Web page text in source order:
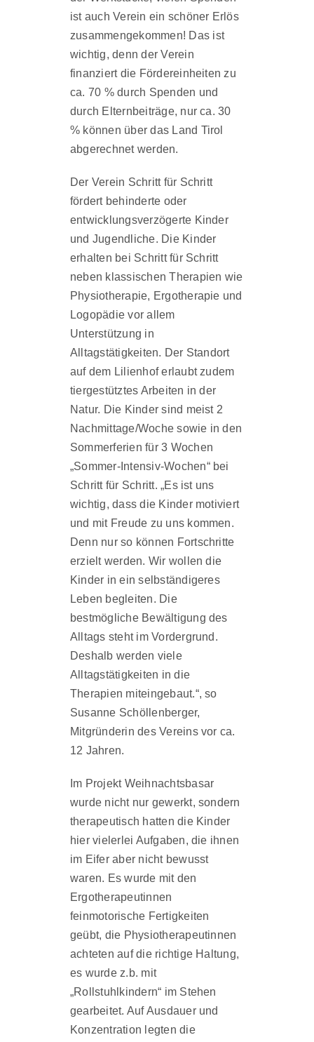
ist auch Verein ein schöner Erlös
zusammengekommen! Das ist
wichtig, denn der Verein
finanziert die Fördereinheiten zu
ca. 70 % durch Spenden und
durch Elternbeiträge, nur ca. 30
% können über das Land Tirol
abgerechnet werden.
Der Verein Schritt für Schritt
fördert behinderte oder
entwicklungsverzögerte Kinder
und Jugendliche. Die Kinder
erhalten bei Schritt für Schritt
neben klassischen Therapien wie
Physiotherapie, Ergotherapie und
Logopädie vor allem
Unterstützung in
Alltagstätigkeiten. Der Standort
auf dem Lilienhof erlaubt zudem
tiergestütztes Arbeiten in der
Natur. Die Kinder sind meist 2
Nachmittage/Woche sowie in den
Sommerferien für 3 Wochen
„Sommer-Intensiv-Wochen“ bei
Schritt für Schritt. „Es ist uns
wichtig, dass die Kinder motiviert
und mit Freude zu uns kommen.
Denn nur so können Fortschritte
erzielt werden. Wir wollen die
Kinder in ein selbständigeres
Leben begleiten. Die
bestmögliche Bewältigung des
Alltags steht im Vordergrund.
Deshalb werden viele
Alltagstätigkeiten in die
Therapien miteingebaut.“, so
Susanne Schöllenberger,
Mitgründerin des Vereins vor ca.
12 Jahren.
Im Projekt Weihnachtsbasar
wurde nicht nur gewerkt, sondern
therapeutisch hatten die Kinder
hier vielerlei Aufgaben, die ihnen
im Eifer aber nicht bewusst
waren. Es wurde mit den
Ergotherapeutinnen
feinmotorische Fertigkeiten
geübt, die Physiotherapeutinnen
achteten auf die richtige Haltung,
es wurde z.b. mit
„Rollstuhlkindern“ im Stehen
gearbeitet. Auf Ausdauer und
Konzentration legten die